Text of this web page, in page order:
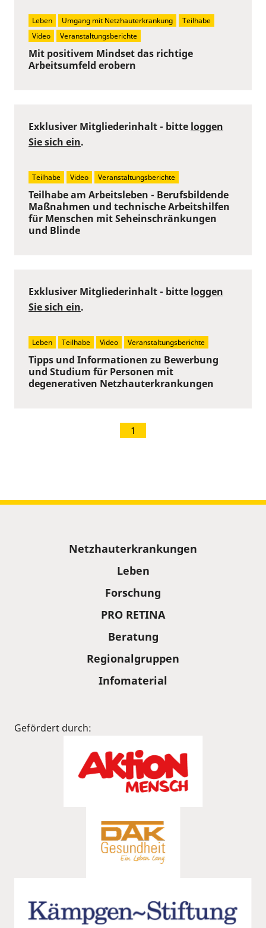
Mit positivem Mindset das richtige
Arbeitsumfeld erobern
Leben Umgang mit Netzhauterkrankung
Teilhabe
Video
Veranstaltungsberichte
Teilhabe am Arbeitsleben - Berufsbildende
Maßnahmen und technische Arbeitshilfen
für Menschen mit Seheinschränkungen
und Blinde
Exklusiver Mitgliederinhalt - bitte loggen
Sie sich ein.
Teilhabe Video Veranstaltungsberichte
Tipps und Informationen zu Bewerbung
und Studium für Personen mit
degenerativen Netzhauterkrankungen
Exklusiver Mitgliederinhalt - bitte loggen
Sie sich ein.
Leben Teilhabe Video Veranstaltungsberichte
1
Netzhauterkrankungen
Leben
Forschung
PRO RETINA
Beratung
Regionalgruppen
Infomaterial
Gefördert durch: